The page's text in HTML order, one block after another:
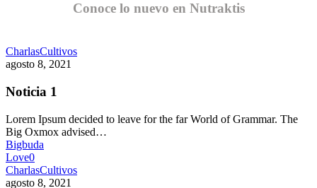
Conoce lo nuevo en Nutraktis
CharlasCultivos
agosto 8, 2021
Noticia 1
Lorem Ipsum decided to leave for the far World of Grammar. The
Big Oxmox advised…
Bigbuda
Love0
CharlasCultivos
agosto 8, 2021